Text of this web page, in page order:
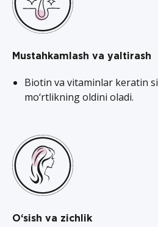
Mustahkamlash va yaltirash
Biotin va vitaminlar keratin
mo‘rtlikning oldini oladi.
O‘sish va zichlik